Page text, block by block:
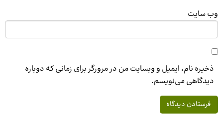
وب‌ سایت
ذخیره نام، ایمیل و وبسایت من در مرورگر برای زمانی که دوباره
دیدگاهی می‌نویسم.